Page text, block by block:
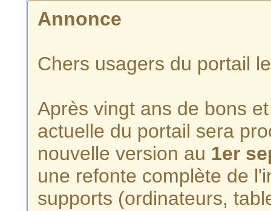
Annonce
Chers usagers du portail
Après vingt ans de bons
actuelle du portail sera
nouvelle version au 1er
une refonte complète de
supports (ordinateurs,